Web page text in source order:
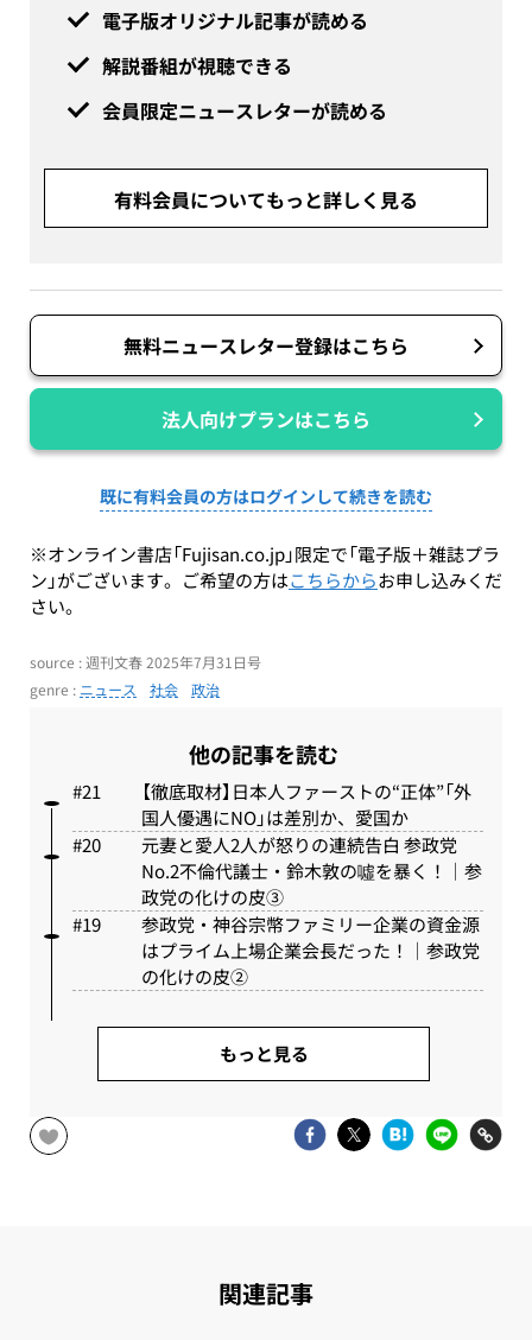
電子版オリジナル記事が読める
解説番組が視聴できる
会員限定ニュースレターが読める
有料会員についてもっと詳しく見る
無料ニュースレター登録はこちら
法人向けプランはこちら
既に有料会員の方はログインして続きを読む
※オンライン書店「Fujisan.co.jp」限定で「電子版＋雑誌プラ
ン」がございます。ご希望の方はこちらからお申し込みくだ
さい。
source : 週刊文春 2025年7月31日号
genre : ニュース 社会 政治
他の記事を読む
【徹底取材】日本人ファーストの“正体”「外
国人優遇にNO」は差別か、愛国か
元妻と愛人2人が怒りの連続告白 参政党
No.2不倫代議士・鈴木敦の噓を暴く！｜参
政党の化けの皮③
参政党・神谷宗幣ファミリー企業の資金源
はプライム上場企業会長だった！｜参政党
の化けの皮②
もっと見る
関連記事